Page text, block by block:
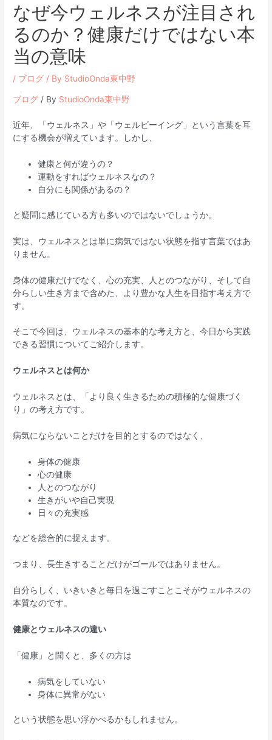
なぜ今ウェルネスが注目され
るのか？健康だけではない本
当の意味
/ ブログ / By StudioOnda東中野
ブログ / By StudioOnda東中野
近年、「ウェルネス」や「ウェルビーイング」という言葉を耳
にする機会が増えています。しかし、
健康と何が違うの？
運動をすればウェルネスなの？
自分にも関係があるの？
と疑問に感じている方も多いのではないでしょうか。
実は、ウェルネスとは単に病気ではない状態を指す言葉ではあ
りません。
身体の健康だけでなく、心の充実、人とのつながり、そして自
分らしい生き方まで含めた、より豊かな人生を目指す考え方で
す。
そこで今回は、ウェルネスの基本的な考え方と、今日から実践
できる習慣についてご紹介します。
ウェルネスとは何か
ウェルネスとは、「より良く生きるための積極的な健康づく
り」の考え方です。
病気にならないことだけを目的とするのではなく、
身体の健康
心の健康
人とのつながり
生きがいや自己実現
日々の充実感
などを総合的に捉えます。
つまり、長生きすることだけがゴールではありません。
自分らしく、いきいきと毎日を過ごすことこそがウェルネスの
本質なのです。
健康とウェルネスの違い
「健康」と聞くと、多くの方は
病気をしていない
身体に異常がない
という状態を思い浮かべるかもしれません。